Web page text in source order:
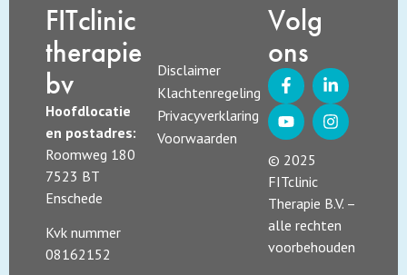
FITclinic
therapie
bv
Hoofdlocatie
en postadres:
Roomweg 180
7523 BT
Enschede
Kvk nummer
08162152
Disclaimer
Klachtenregeling
Privacyverklaring
Voorwaarden
Volg
ons
© 2025
FITclinic
Therapie B.V. –
alle rechten
voorbehouden